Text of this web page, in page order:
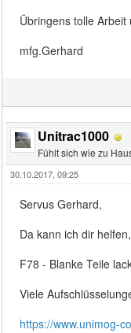
Übringens tolle
mfg.Gerhard
Unitrac1000
Fühlt sich wie zu
30.10.2017, 09:25
Servus Gerhard,
Da kann ich dir helfen,
F78 - Blanke Teile
Viele
https://www.unimog-